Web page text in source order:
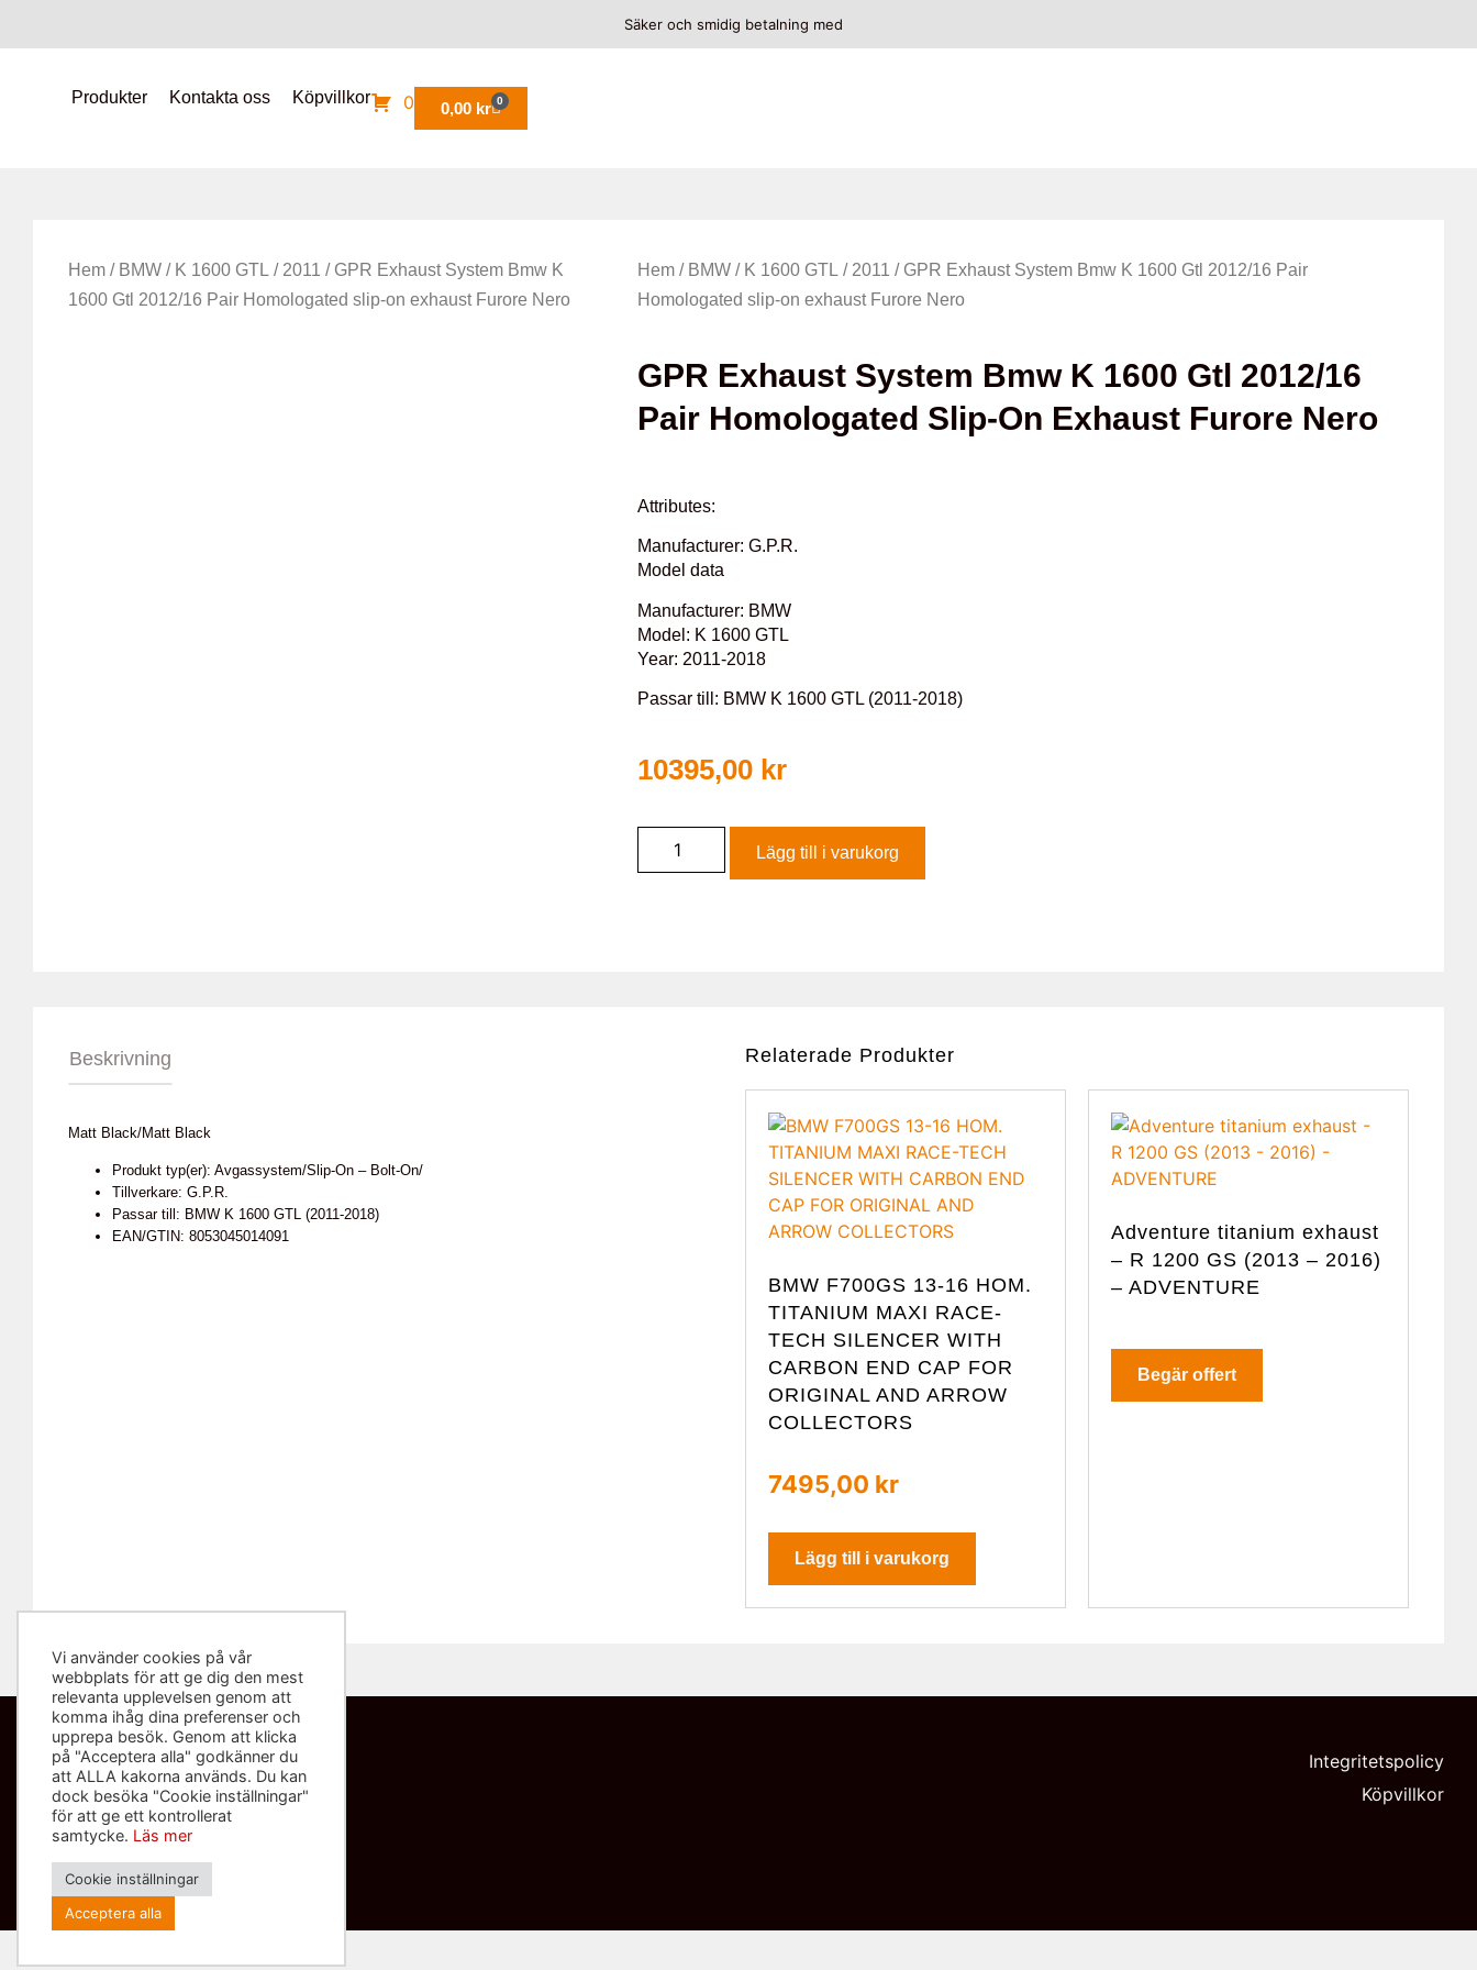
Säker och smidig betalning med
Produkter Kontakta oss Köpvillkor 0 0,00 kr 0
Hem / BMW / K 1600 GTL / 2011 / GPR Exhaust System Bmw K
1600 Gtl 2012/16 Pair Homologated slip-on exhaust Furore Nero
Hem / BMW / K 1600 GTL / 2011 / GPR Exhaust System Bmw K 1600 Gtl 2012/16 Pair
Homologated slip-on exhaust Furore Nero
GPR Exhaust System Bmw K 1600 Gtl 2012/16
Pair Homologated Slip-On Exhaust Furore Nero
Attributes:
Manufacturer: G.P.R.
Model data
Manufacturer: BMW
Model: K 1600 GTL
Year: 2011-2018
Passar till: BMW K 1600 GTL (2011-2018)
10395,00 kr
Lägg till i varukorg
Beskrivning
Matt Black/Matt Black
Produkt typ(er): Avgassystem/Slip-On – Bolt-On/
Tillverkare: G.P.R.
Passar till: BMW K 1600 GTL (2011-2018)
EAN/GTIN: 8053045014091
Relaterade Produkter
BMW F700GS 13-16 HOM.
TITANIUM MAXI RACE-
TECH SILENCER WITH
CARBON END CAP FOR
ORIGINAL AND ARROW
COLLECTORS
7495,00 kr
Lägg till i varukorg
Adventure titanium exhaust
– R 1200 GS (2013 – 2016)
– ADVENTURE
Begär offert
Kontakta oss
info@sliponbutiken.se
0708-423272
Org nr: 559091-8602
Integritetspolicy
Köpvillkor
Vi använder cookies på vår
webbplats för att ge dig den mest
relevanta upplevelsen genom att
komma ihåg dina preferenser och
upprepa besök. Genom att klicka
på "Acceptera alla" godkänner du
att ALLA kakorna används. Du kan
dock besöka "Cookie inställningar"
för att ge ett kontrollerat
samtycke. Läs mer
Cookie inställningar
Acceptera alla